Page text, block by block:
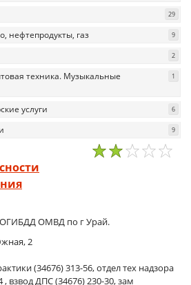
29
нефтепродукты, газ 9
2
техника. Музыкальные
1
услуги 6
9
ОМВД по г Урай.
2
(34676) 313-56, отдел тех надзора
, взвод ДПС (34676) 230-30, зам